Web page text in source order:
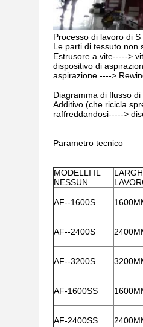
Processo di lavoro di S
Le parti di tessuto non
Estrusore a vite----->
dispositivo di
aspirazione ---->
Diagramma di flusso
Additivo (che ricicla
raffreddandosi----->
Parametro tecnico
MODELLI IL
NESSUN
AF--1600S
AF--2400S
AF--3200S
AF-1600SS
AF-2400SS